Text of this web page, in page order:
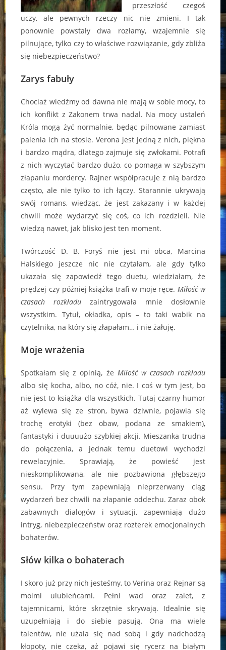
przeszłość czegoś
uczy, ale pewnych rzeczy nic nie zmieni. I tak
ponownie powstały dwa rozłamy, wzajemnie się
pilnujące, tylko czy to właściwe rozwiązanie, gdy zbliża
się niebezpieczeństwo?
Zarys fabuły
Chociaż wiedźmy od dawna nie mają w sobie mocy, to
ich konflikt z Zakonem trwa nadal. Na mocy ustaleń
Króla mogą żyć normalnie, będąc pilnowane zamiast
palenia ich na stosie. Verona jest jedną z nich, piękna
i bardzo mądra, dlatego zajmuje się zwłokami. Potrafi
z nich wyczytać bardzo dużo, co pomaga w szybszym
złapaniu mordercy. Rajner współpracuje z nią bardzo
często, ale nie tylko to ich łączy. Starannie ukrywają
swój romans, wiedząc, że jest zakazany i w każdej
chwili może wydarzyć się coś, co ich rozdzieli. Nie
wiedzą nawet, jak blisko jest ten moment.
Twórczość D. B. Foryś nie jest mi obca, Marcina
Halskiego jeszcze nic nie czytałam, ale gdy tylko
ukazała się zapowiedź tego duetu, wiedziałam, że
prędzej czy później książka trafi w moje ręce.Miłość w
czasach rozkładu zaintrygowała mnie dosłownie
wszystkim. Tytuł, okładka, opis – to taki wabik na
czytelnika, na który się złapałam… i nie żałuję.
Moje wrażenia
Spotkałam się z opinią, że Miłość w czasach rozkładu
albo się kocha, albo, no cóż, nie. I coś w tym jest, bo
nie jest to książka dla wszystkich. Tutaj czarny humor
aż wylewa się ze stron, bywa dziwnie, pojawia się
trochę erotyki (bez obaw, podana ze smakiem),
fantastyki i duuuużo szybkiej akcji. Mieszanka trudna
do połączenia, a jednak temu duetowi wychodzi
rewelacyjnie. Sprawiają, że powieść jest
nieskomplikowana, ale nie pozbawiona głębszego
sensu. Przy tym zapewniają nieprzerwany ciąg
wydarzeń bez chwili na złapanie oddechu. Zaraz obok
zabawnych dialogów i sytuacji, zapewniają dużo
intryg, niebezpieczeństw oraz rozterek emocjonalnych
bohaterów.
Słów kilka o bohaterach
I skoro już przy nich jesteśmy, to Verina oraz Rejnar są
moimi ulubieńcami. Pełni wad oraz zalet, z
tajemnicami, które skrzętnie skrywają. Idealnie się
uzupełniają i do siebie pasują. Ona ma wiele
talentów, nie użala się nad sobą i gdy nadchodzą
kłopoty, nie czeka, aż pojawi się rycerz na białym